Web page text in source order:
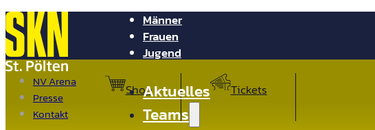
Männer
Frauen
Jugend
NV Arena
Presse
Kontakt
Shop Tickets
Aktuelles
Teams